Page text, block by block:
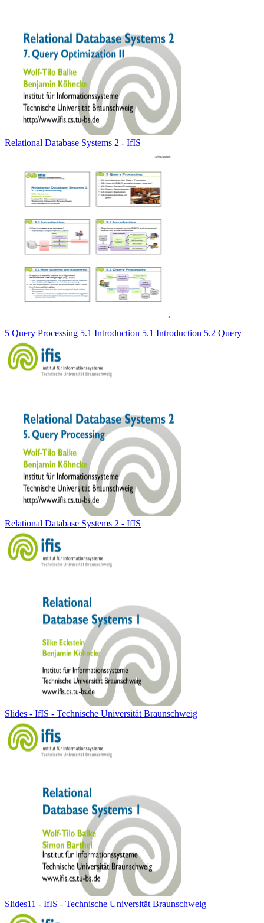
Relational Database Systems 2 - IfIS
5 Query Processing 5.1 Introduction 5.1 Introduction 5.2 Query
Relational Database Systems 2 - IfIS
Slides - IfIS - Technische Universität Braunschweig
Slides11 - IfIS - Technische Universität Braunschweig